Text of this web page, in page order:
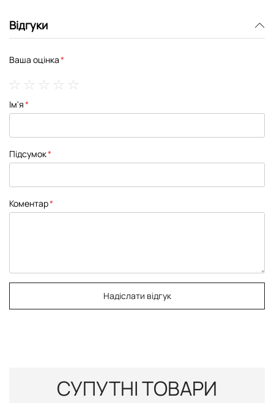
Відгуки
Ваша оцінка
star
stars
stars
stars
stars
Ім'я
Підсумок
Коментар
Надіслати відгук
СУПУТНІ ТОВАРИ